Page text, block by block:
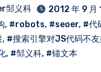
邹义科
2012 年 9 月
, #robots, #seoer, #代
, #搜索引擎对JS代码不
, #邹义科, #锚文本